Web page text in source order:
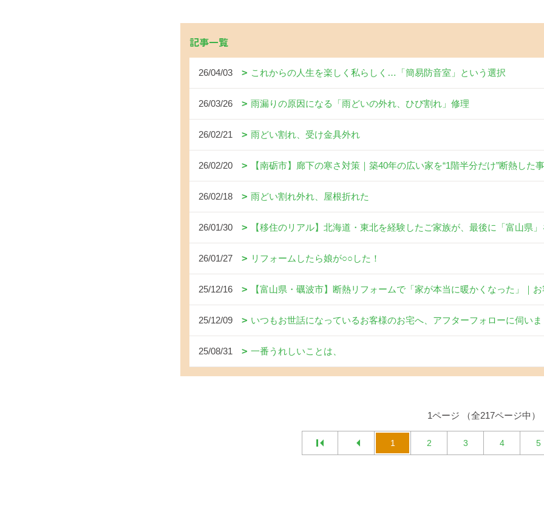
記事一覧
26/04/03 これからの人生を楽しく私らしく…「簡易防音室」という選択
26/03/26 雨漏りの原因になる「雨どいの外れ、ひび割れ」修理
26/02/21 雨どい割れ、受け金具外れ
26/02/20 【南砺市】廊下の寒さ対策｜築40年の広い家を“1階半分だけ”断熱した
26/02/18 雨どい割れ外れ、屋根折れた
26/01/30 【移住のリアル】北海道・東北を経験したご家族が、最後に「富山県
26/01/27 リフォームしたら娘が○○した！
25/12/16 【富山県・礪波市】断熱リフォームで「家が本当に暖かくなった」｜
25/12/09 いつもお世話になっているお客様のお宅へ、アフターフォローに伺い
25/08/31 一番うれしいことは、
1ページ （全217ページ中）
1 2 3 4 5